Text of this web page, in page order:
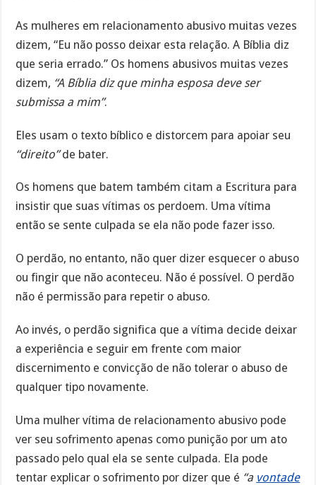
As mulheres em relacionamento abusivo muitas vezes
dizem, “Eu não posso deixar esta relação. A Bíblia diz
que seria errado.” Os homens abusivos muitas vezes
dizem, “A Bíblia diz que minha esposa deve ser
submissa a mim”.
Eles usam o texto bíblico e distorcem para apoiar seu
“direito”de bater.
Os homens que batem também citam a Escritura para
insistir que suas vítimas os perdoem. Uma vítima
então se sente culpada se ela não pode fazer isso.
O perdão, no entanto, não quer dizer esquecer o abuso
ou fingir que não aconteceu. Não é possível. O perdão
não é permissão para repetir o abuso.
Ao invés, o perdão significa que a vítima decide deixar
a experiência e seguir em frente com maior
discernimento e convicção de não tolerar o abuso de
qualquer tipo novamente.
Uma mulher vítima de relacionamento abusivo pode
ver seu sofrimento apenas como punição por um ato
passado pelo qual ela se sente culpada. Ela pode
tentar explicar o sofrimento por dizer que é “a vontade